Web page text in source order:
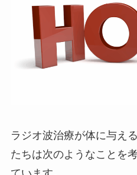
ラジオ波治療が体に与え
たちは次のようなことを